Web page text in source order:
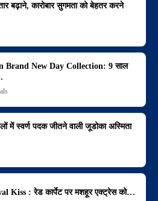
बढ़ाने, कारोबार सुगमता को बेहतर करने
Brand New Day Collection: 9 साल
में स्वर्ण पदक जीतने वाली जूडोका अस्मिता
Kiss : रेड कार्पेट पर मशहूर एक्ट्रेस को…